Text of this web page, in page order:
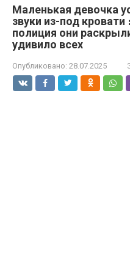
Маленькая девочка
звуки из-под кровати
полиция они
удивило всех
Опубликовано: 28.07.2025